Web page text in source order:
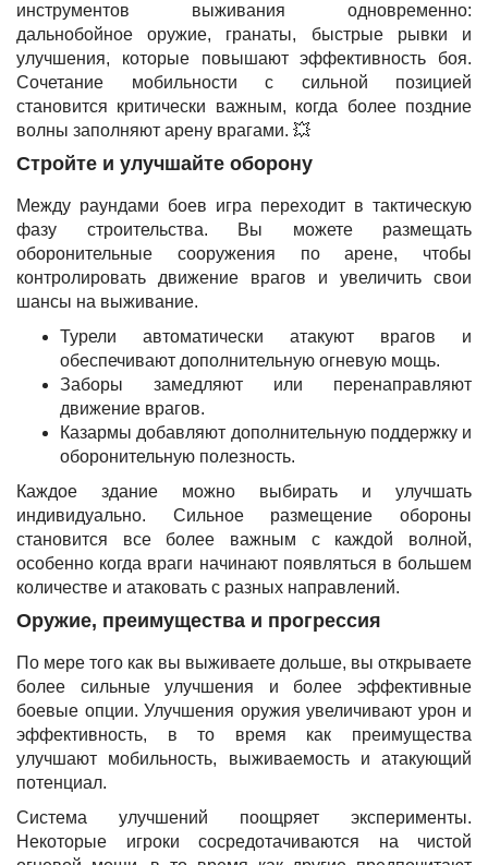
инструментов выживания одновременно:
дальнобойное оружие, гранаты, быстрые рывки и
улучшения, которые повышают эффективность боя.
Сочетание мобильности с сильной позицией
становится критически важным, когда более поздние
волны заполняют арену врагами. 💥
Стройте и улучшайте оборону
Между раундами боев игра переходит в тактическую
фазу строительства. Вы можете размещать
оборонительные сооружения по арене, чтобы
контролировать движение врагов и увеличить свои
шансы на выживание.
Турели автоматически атакуют врагов и
обеспечивают дополнительную огневую мощь.
Заборы замедляют или перенаправляют
движение врагов.
Казармы добавляют дополнительную поддержку и
оборонительную полезность.
Каждое здание можно выбирать и улучшать
индивидуально. Сильное размещение обороны
становится все более важным с каждой волной,
особенно когда враги начинают появляться в большем
количестве и атаковать с разных направлений.
Оружие, преимущества и прогрессия
По мере того как вы выживаете дольше, вы открываете
более сильные улучшения и более эффективные
боевые опции. Улучшения оружия увеличивают урон и
эффективность, в то время как преимущества
улучшают мобильность, выживаемость и атакующий
потенциал.
Система улучшений поощряет эксперименты.
Некоторые игроки сосредотачиваются на чистой